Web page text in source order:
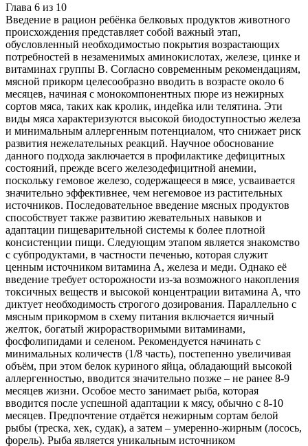
Глава 6 из 10
Введение в рацион ребёнка белковых продуктов животного
происхождения представляет собой важный этап,
обусловленный необходимостью покрытия возрастающих
потребностей в незаменимых аминокислотах, железе, цинке и
витаминах группы B. Согласно современным рекомендациям,
мясной прикорм целесообразно вводить в возрасте около 6
месяцев, начиная с монокомпонентных пюре из нежирных
сортов мяса, таких как кролик, индейка или телятина. Эти
виды мяса характеризуются высокой биодоступностью железа
и минимальным аллергенным потенциалом, что снижает риск
развития нежелательных реакций. Научное обоснование
данного подхода заключается в профилактике дефицитных
состояний, прежде всего железодефицитной анемии,
поскольку гемовое железо, содержащееся в мясе, усваивается
значительно эффективнее, чем негемовое из растительных
источников. Последовательное введение мясных продуктов
способствует также развитию жевательных навыков и
адаптации пищеварительной системы к более плотной
консистенции пищи. Следующим этапом является знакомство
с субпродуктами, в частности печенью, которая служит
ценным источником витамина A, железа и меди. Однако её
введение требует осторожности из-за возможного накопления
токсичных веществ и высокой концентрации витамина A, что
диктует необходимость строгого дозирования. Параллельно с
мясным прикормом в схему питания включается яичный
желток, богатый жирорастворимыми витаминами,
фосфолипидами и селеном. Рекомендуется начинать с
минимальных количеств (1/8 часть), постепенно увеличивая
объём, при этом белок куриного яйца, обладающий высокой
аллергенностью, вводится значительно позже – не ранее 8-9
месяцев жизни. Особое место занимает рыба, которая
вводится после успешной адаптации к мясу, обычно с 8-10
месяцев. Предпочтение отдаётся нежирным сортам белой
рыбы (треска, хек, судак), а затем – умеренно-жирным (лосось,
форель). Рыба является уникальным источником